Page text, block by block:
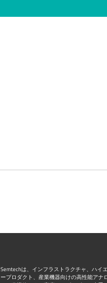
Semtechは、インフラストラクチャ、ハイ
ープロダクト、産業機器向けの高性能アナ